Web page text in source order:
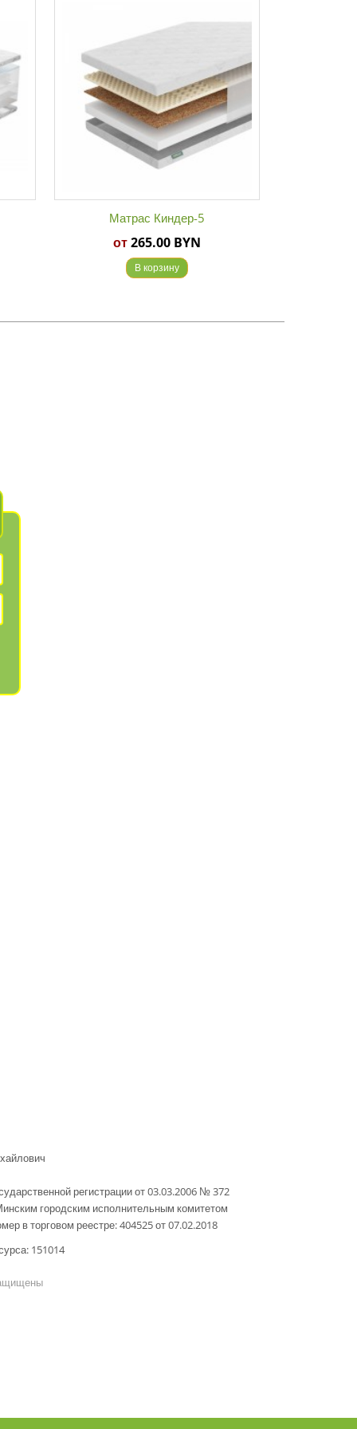
Матрас Киндер-5
от265.00 BYN
В корзину
регистрации от 03.03.2006 № 372
городским исполнительным комитетом
в торговом реестре: 404525 от 07.02.2018
151014